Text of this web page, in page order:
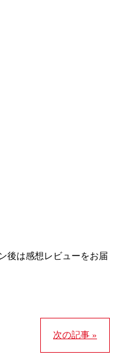
後は感想レビューをお届
次の記事 »